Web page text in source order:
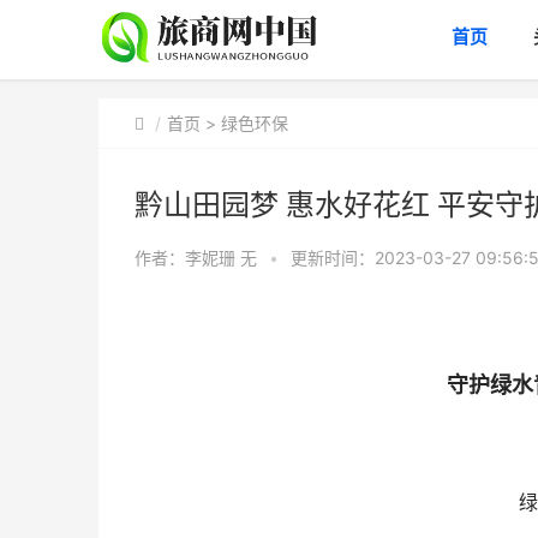
首页
首页 > 绿色环保
黔山田园梦 惠水好花红 平安
作者：李妮珊 无 • 更新时间：2023-03-27
守护绿